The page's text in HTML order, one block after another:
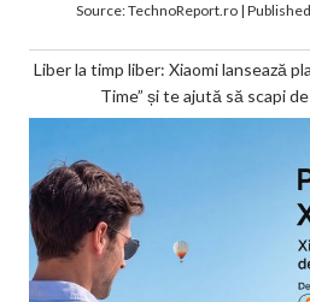
Source:TechnoReport.ro|
Liber la timp liber: Xiaomi lansează
Time” și te ajută să scapi